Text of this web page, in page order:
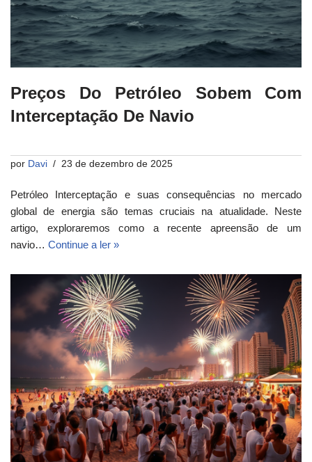
Preços Do Petróleo Sobem Com
Interceptação De Navio
por Davi 23 de dezembro de 2025
Petróleo Interceptação e suas consequências no mercado
global de energia são temas cruciais na atualidade. Neste
artigo, exploraremos como a recente apreensão de um
navio… Continue a ler »